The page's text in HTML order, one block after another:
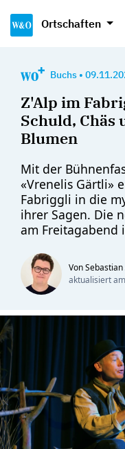
Ortschaften
Buchs •
Z'Alp im
Schuld, Chäs
Blumen
Mit der
«Vrenelis Gärtli»
Fabriggli in die
ihrer Sagen. Die
am Freitagabend
Von
aktualisiert am